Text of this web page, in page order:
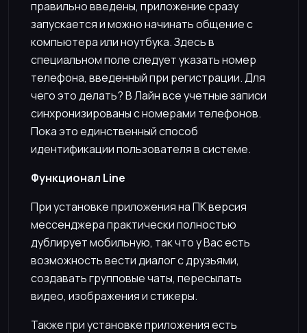
правильно введены, приложение сразу
запускается и можно начинать общение с
компьютера или ноутбука. Здесь в
специальном поле следует указать номер
телефона, введенный при регистрации. Для
чего это делать? В Лайн все учетные записи
синхронизированы с номерами телефонов.
Пока это единственный способ
идентификации пользователя в системе.
Функционал Line
При установке приложения на ПК версия
мессенджера практически полностью
дублирует мобильную, так что у Вас есть
возможность вести диалог с друзьями,
создавать групповые чаты, пересылать
видео, изображения и стикеры.
Также при установке приложения есть